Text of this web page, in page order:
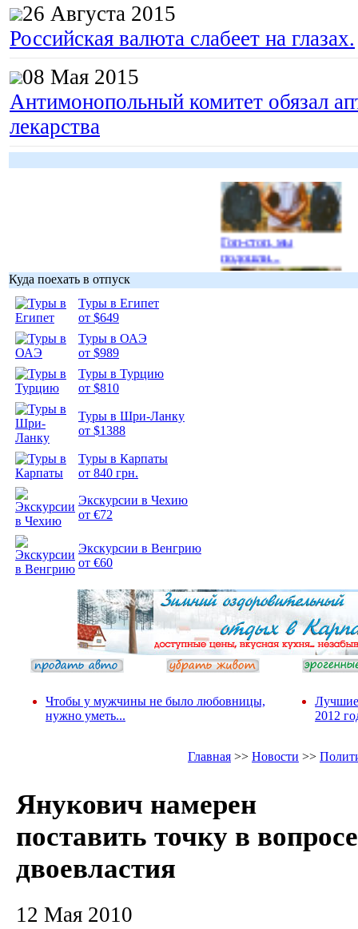
26 Августа 2015
Российская валюта слабеет на глазах.
08 Мая 2015
Антимонопольный комитет обязал
лекарства
Гоп-стоп, мы
подошли...
Куда поехать в отпуск
Туры в Египет
от $649
Туры в ОАЭ
от $989
Туры в Турцию
от $810
Туры в Шри-Ланку
от $1388
Туры в Карпаты
от 840 грн.
Экскурсии в Чехию
от €72
Экскурсии в Венгрию
от €60
Чтобы у мужчины не было любовницы,
нужно уметь...
Лучшие
2012
Главная >> Новости >>
Янукович намерен
поставить точку в вопросе
двоевластия
12 Мая 2010